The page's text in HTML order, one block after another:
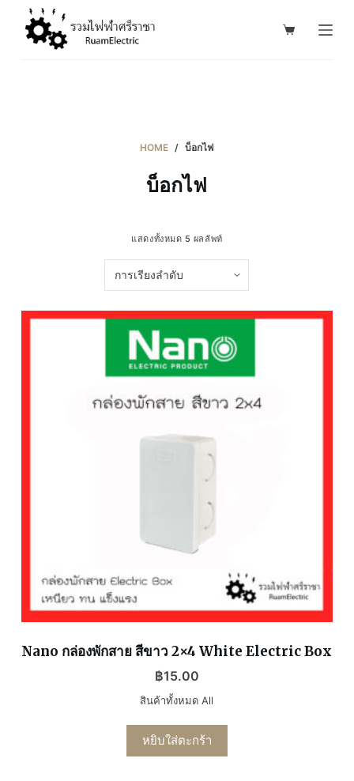
HOME / บ็อกไฟ
บ็อกไฟ
แสดงทั้งหมด 5 ผลลัพท์
Nano กล่องพักสาย สีขาว 2×4 White Electric Box
฿15.00
สินค้าทั้งหมด All
หยิบใส่ตะกร้า